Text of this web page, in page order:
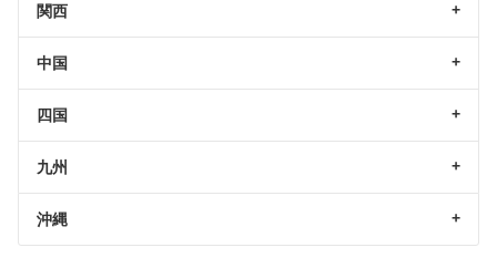
関西
中国
四国
九州
沖縄